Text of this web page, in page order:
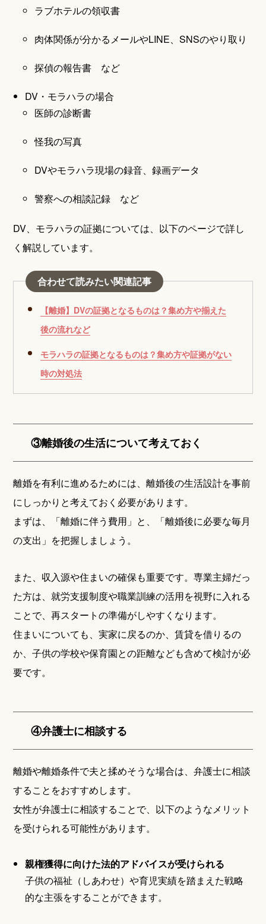
ラブホテルの領収書
肉体関係が分かるメールやLINE、SNSのやり取り
探偵の報告書 など
DV・モラハラの場合
医師の診断書
怪我の写真
DVやモラハラ現場の録音、録画データ
警察への相談記録 など
DV、モラハラの証拠については、以下のページで詳し
く解説しています。
合わせて読みたい関連記事
【離婚】DVの証拠となるものは？集め方や揃えた
後の流れなど
モラハラの証拠となるものは？集め方や証拠がない
時の対処法
③離婚後の生活について考えておく
離婚を有利に進めるためには、離婚後の生活設計を事前
にしっかりと考えておく必要があります。
まずは、「離婚に伴う費用」と、「離婚後に必要な毎月
の支出」を把握しましょう。
また、収入源や住まいの確保も重要です。専業主婦だっ
た方は、就労支援制度や職業訓練の活用を視野に入れる
ことで、再スタートの準備がしやすくなります。
住まいについても、実家に戻るのか、賃貸を借りるの
か、子供の学校や保育園との距離なども含めて検討が必
要です。
④弁護士に相談する
離婚や離婚条件で夫と揉めそうな場合は、弁護士に相談
することをおすすめします。
女性が弁護士に相談することで、以下のようなメリット
を受けられる可能性があります。
親権獲得に向けた法的アドバイスが受けられる
子供の福祉（しあわせ）や育児実績を踏まえた戦略
的な主張をすることができます。